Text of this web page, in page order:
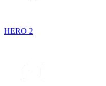
HERO 2